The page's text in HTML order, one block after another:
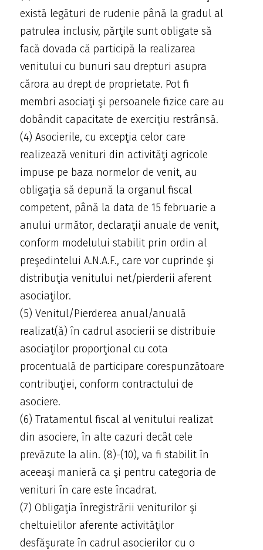
există legături de rudenie până la gradul al
patrulea inclusiv, părţile sunt obligate să
facă dovada că participă la realizarea
venitului cu bunuri sau drepturi asupra
cărora au drept de proprietate. Pot fi
membri asociaţi şi persoanele fizice care au
dobândit capacitate de exerciţiu restrânsă.
(4) Asocierile, cu excepţia celor care
realizează venituri din activităţi agricole
impuse pe baza normelor de venit, au
obligaţia să depună la organul fiscal
competent, până la data de 15 februarie a
anului următor, declaraţii anuale de venit,
conform modelului stabilit prin ordin al
preşedintelui A.N.A.F., care vor cuprinde şi
distribuţia venitului net/pierderii aferent
asociaţilor.
(5) Venitul/Pierderea anual/anuală
realizat(ă) în cadrul asocierii se distribuie
asociaţilor proporţional cu cota
procentuală de participare corespunzătoare
contribuţiei, conform contractului de
asociere.
(6) Tratamentul fiscal al venitului realizat
din asociere, în alte cazuri decât cele
prevăzute la alin. (8)-(10), va fi stabilit în
aceeaşi manieră ca şi pentru categoria de
venituri în care este încadrat.
(7) Obligaţia înregistrării veniturilor şi
cheltuielilor aferente activităţilor
desfăşurate în cadrul asocierilor cu o